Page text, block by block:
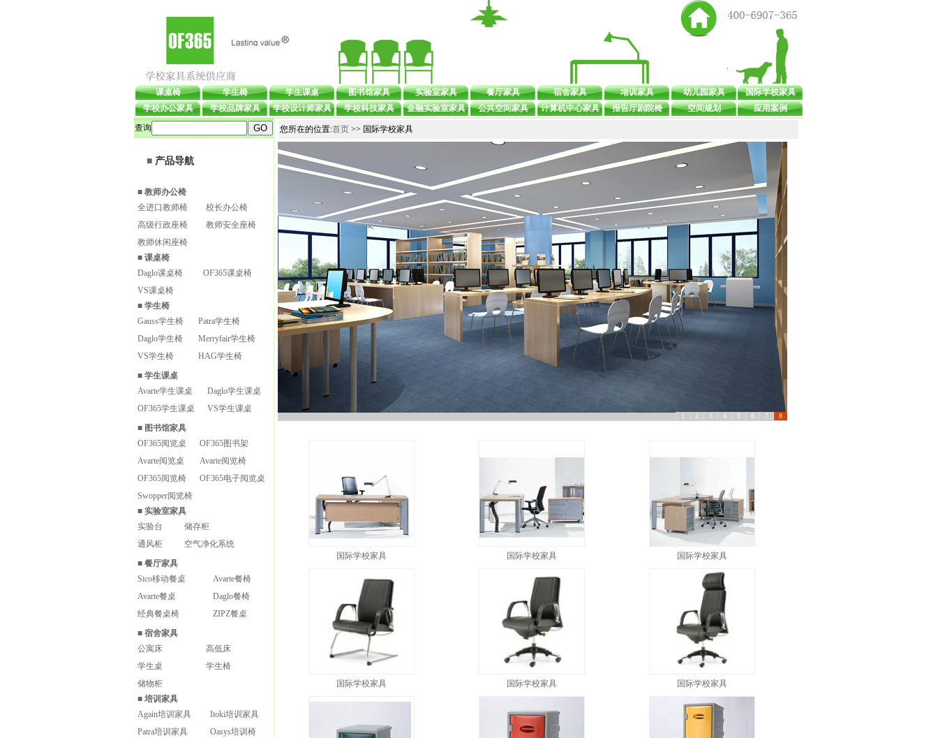
课桌椅 学生椅 学生课桌 图书馆家具 实验室家具 餐厅家具 宿舍家具 培训家具 幼儿园家具
国际学校家具
学校办公家具
学校品牌家具 学校设计师家具 学校科技家具 金融实验室家具 公共空间家具 计算机中心家具 报告厅剧院椅 空间规划
应用案例
查询
■ 产品导航
■ 教师办公椅
全进口教师椅
校长办公椅
高级行政座椅
教师安全座椅
教师休闲座椅
■ 课桌椅
Daglo课桌椅
OF365课桌椅
VS课桌椅
■ 学生椅
Gauss学生椅
Patra学生椅
Daglo学生椅
Merryfair学生椅
VS学生椅
HAG学生椅
■ 学生课桌
Avarte学生课桌
Daglo学生课桌
OF365学生课桌
VS学生课桌
■ 图书馆家具
OF365阅览桌
OF365图书架
Avarte阅览桌
Avarte阅览椅
OF365阅览椅
OF365电子阅览桌
Swopper阅览椅
■ 实验室家具
实验台
储存柜
通风柜
空气净化系统
■ 餐厅家具
Sico移动餐桌
Avarte餐椅
Avarte餐桌
Daglo餐椅
经典餐桌椅
ZIPZ餐桌
■ 宿舍家具
公寓床
高低床
学生桌
学生椅
储物柜
■ 培训家具
Again培训家具
Itoki培训家具
Patra培训家具
Oasys培训椅
您所在的位置:首页>> 国际学校家具
1 2 3 4 5 6 7 8
国际学校家具 国际学校家具 国际学校家具
国际学校家具 国际学校家具 国际学校家具